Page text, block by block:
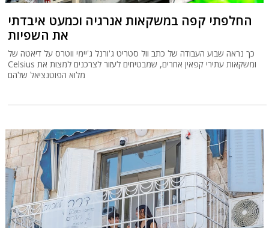
החלפתי קפה במשקאות אנרגיה וכמעט איבדתי
את השפיות
כך נראה שבוע העבודה של כתב וול סטריט ג'ורנל ג'יימי ווטרס על דיאטה של
Celsius ומשקאות עתירי קפאין אחרים, שמבטיחים לעזור לצרכנים למצות את
מלוא הפוטנציאל שלהם